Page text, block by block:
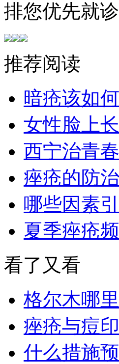
排您优先就
推荐阅读
暗疮该如
女性脸上
西宁治青
痤疮的防
哪些因素
夏季痤疮
看了又看
格尔木哪
痤疮与痘
什么措施